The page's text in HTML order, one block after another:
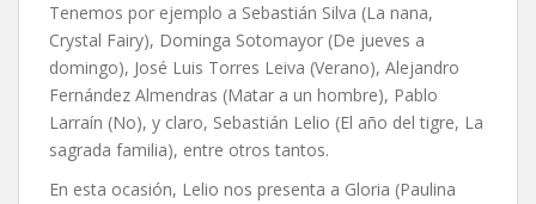
Tenemos por ejemplo a Sebastián Silva (La nana,
Crystal Fairy), Dominga Sotomayor (De jueves a
domingo), José Luis Torres Leiva (Verano), Alejandro
Fernández Almendras (Matar a un hombre), Pablo
Larraín (No), y claro, Sebastián Lelio (El año del tigre, La
sagrada familia), entre otros tantos.
En esta ocasión, Lelio nos presenta a Gloria (Paulina